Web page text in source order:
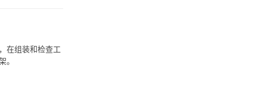
在组装和检查工
。